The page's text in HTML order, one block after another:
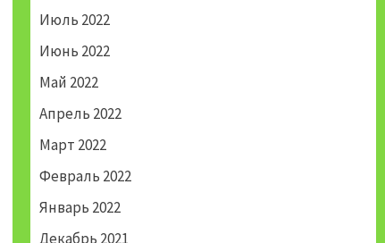
Июль 2022
Июнь 2022
Май 2022
Апрель 2022
Март 2022
Февраль 2022
Январь 2022
Декабрь 2021